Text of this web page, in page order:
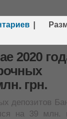
2020
грн.
депозитов
на 39 млн.